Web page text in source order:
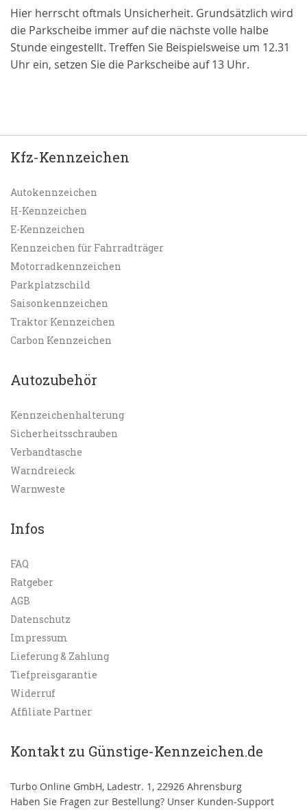
Hier herrscht oftmals Unsicherheit. Grundsätzlich wird
die Parkscheibe immer auf die nächste volle halbe
Stunde eingestellt. Treffen Sie Beispielsweise um 12.31
Uhr ein, setzen Sie die Parkscheibe auf 13 Uhr.
Kfz-Kennzeichen
Autokennzeichen
H-Kennzeichen
E-Kennzeichen
Kennzeichen für Fahrradträger
Motorradkennzeichen
Parkplatzschild
Saisonkennzeichen
Traktor Kennzeichen
Carbon Kennzeichen
Autozubehör
Kennzeichenhalterung
Sicherheitsschrauben
Verbandtasche
Warndreieck
Warnweste
Infos
FAQ
Ratgeber
AGB
Datenschutz
Impressum
Lieferung & Zahlung
Tiefpreisgarantie
Widerruf
Affiliate Partner
Kontakt zu Günstige-Kennzeichen.de
Turbo Online GmbH, Ladestr. 1, 22926 Ahrensburg
Haben Sie Fragen zur Bestellung? Unser Kunden-Support